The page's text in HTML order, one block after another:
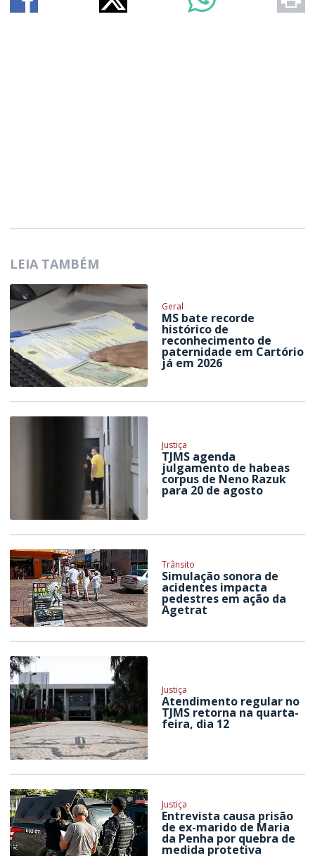
LEIA TAMBÉM
Geral
MS bate recorde
histórico de
reconhecimento de
paternidade em Cartório
já em 2026
Justiça
TJMS agenda
julgamento de habeas
corpus de Neno Razuk
para 20 de agosto
Trânsito
Simulação sonora de
acidentes impacta
pedestres em ação da
Agetrat
Justiça
Atendimento regular no
TJMS retorna na quarta-
feira, dia 12
Justiça
Entrevista causa prisão
de ex-marido de Maria
da Penha por quebra de
medida protetiva